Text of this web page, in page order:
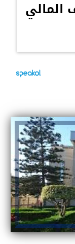
المالي